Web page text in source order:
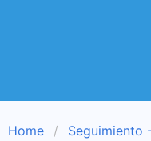
Home
Seguimiento